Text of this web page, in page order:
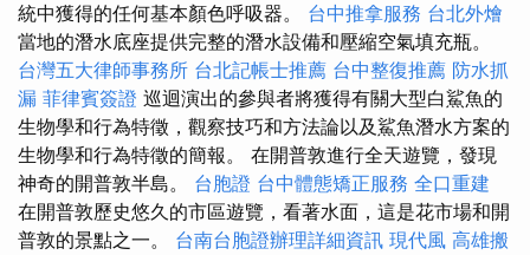
統中獲得的任何基本顏色呼吸器。 台中推拿服務 台北外燴
當地的潛水底座提供完整的潛水設備和壓縮空氣填充瓶。
台灣五大律師事務所 台北記帳士推薦 台中整復推薦 防水抓
漏 菲律賓簽證 巡迴演出的參與者將獲得有關大型白鯊魚的
生物學和行為特徵，觀察技巧和方法論以及鯊魚潛水方案的
生物學和行為特徵的簡報。 在開普敦進行全天遊覽，發現
神奇的開普敦半島。 台胞證 台中體態矯正服務 全口重建
在開普敦歷史悠久的市區遊覽，看著水面，這是花市場和開
普敦的景點之一。 台南台胞證辦理詳細資訊 現代風 高雄搬